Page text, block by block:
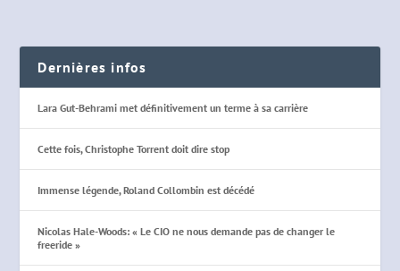
Dernières infos
Lara Gut-Behrami met définitivement un terme à sa carrière
Cette fois, Christophe Torrent doit dire stop
Immense légende, Roland Collombin est décédé
Nicolas Hale-Woods: « Le CIO ne nous demande pas de changer le
freeride »